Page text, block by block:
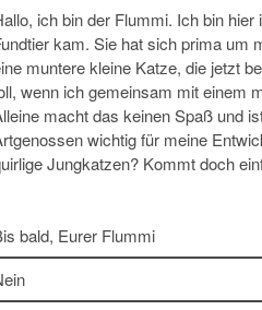
ich bin der Flummi. Ich bin
kam. Sie hat sich prima um
muntere kleine Katze, die jetzt
wenn ich gemeinsam mit einem
macht das keinen Spaß und
wichtig für meine
Jungkatzen? Kommt doch
bald, Eurer Flummi